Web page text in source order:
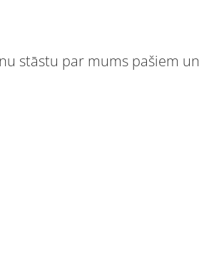
stāstu par mums pašiem un